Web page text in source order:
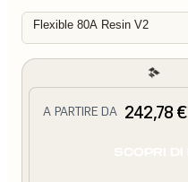
Flexible 80A Resin V2
A PARTIRE DA 242,78 €